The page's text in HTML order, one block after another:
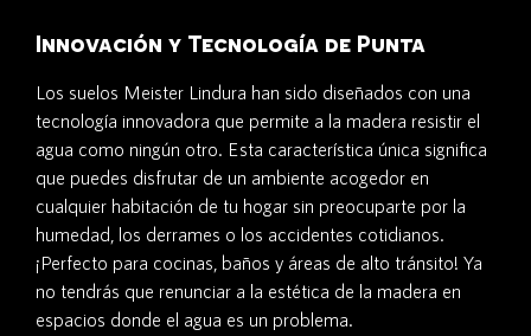
Innovación y Tecnología de Punta
Los suelos Meister Lindura han sido diseñados con una
tecnología innovadora que permite a la madera resistir el
agua como ningún otro. Esta característica única significa
que puedes disfrutar de un ambiente acogedor en
cualquier habitación de tu hogar sin preocuparte por la
humedad, los derrames o los accidentes cotidianos.
¡Perfecto para cocinas, baños y áreas de alto tránsito! Ya
no tendrás que renunciar a la estética de la madera en
espacios donde el agua es un problema.